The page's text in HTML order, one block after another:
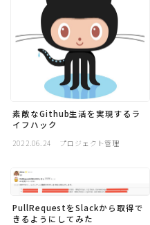
素敵なGithub生活を実現するラ
イフハック
2022.06.24 プロジェクト管理
PullRequestをSlackから取得で
きるようにしてみた